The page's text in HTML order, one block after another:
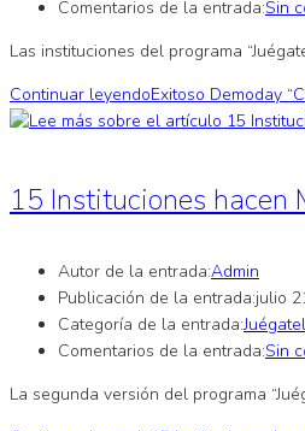
Comentarios de la entrada:Sin
Las instituciones del programa
Continuar leyendoExitoso Demoday
15 Instituciones hacen
Autor de la entrada:Admin
Publicación de la entrada:julio
Categoría de la entrada:
Comentarios de la entrada:Sin
La segunda versión del programa